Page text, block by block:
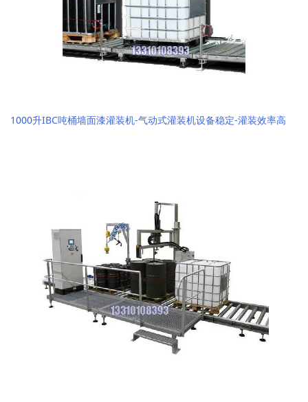
1000升IBC吨桶墙面漆灌装机-气动式灌装机设备稳定-灌装效率高